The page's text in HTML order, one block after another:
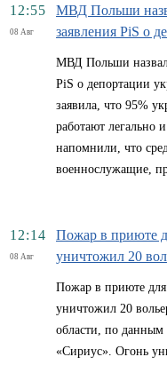
12:55
08 Авг
МВД Польши
заявления PiS о
МВД Польши
PiS о депортации
заявила, что 95%
работают легально
напомнили, что
военнослужащие,
12:14
08 Авг
Пожар в приюте
уничтожил 20
Пожар в приюте
уничтожил 20
области, по
«Сириус». Огонь